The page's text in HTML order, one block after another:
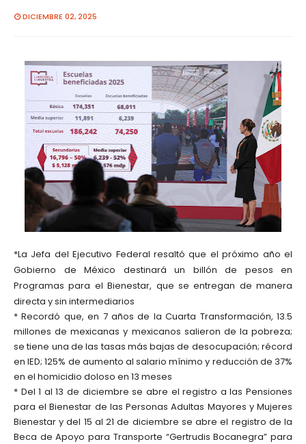
DICIEMBRE 02, 2025
*La Jefa del Ejecutivo Federal resaltó que el próximo año el
Gobierno de México destinará un billón de pesos en
Programas para el Bienestar, que se entregan de manera
directa y sin intermediarios
* Recordó que, en 7 años de la Cuarta Transformación, 13.5
millones de mexicanas y mexicanos salieron de la pobreza;
se tiene una de las tasas más bajas de desocupación; récord
en IED; 125% de aumento al salario mínimo y reducción de 37%
en el homicidio doloso en 13 meses
* Del 1 al 13 de diciembre se abre el registro a las Pensiones
para el Bienestar de las Personas Adultas Mayores y Mujeres
Bienestar y del 15 al 21 de diciembre se abre el registro de la
Beca de Apoyo para Transporte “Gertrudis Bocanegra” para